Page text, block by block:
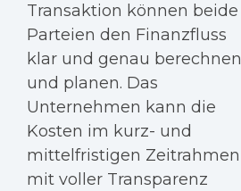
Transaktion können beide
Parteien den Finanzfluss
klar und genau berechnen
und planen. Das
Unternehmen kann die
Kosten im kurz- und
mittelfristigen Zeitrahmen
mit voller Transparenz